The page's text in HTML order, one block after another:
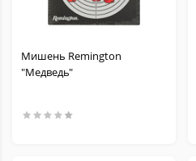
Мишень Remington
"Медведь"